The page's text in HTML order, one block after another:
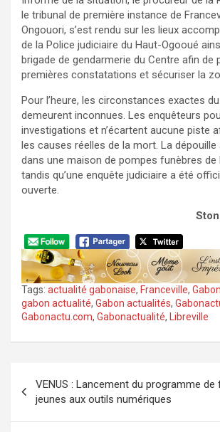
le tribunal de première instance de
Ongouori, s’est rendu sur les lieux
de la Police judiciaire du Haut-Ogooué
brigade de gendarmerie du Centre afin de
premières constatations et sécuriser la
Pour l’heure, les circonstances exactes
demeurent inconnues. Les enquêteurs
investigations et n’écartent aucune piste
les causes réelles de la mort. La
dans une maison de pompes funèbres de
tandis qu’une enquête judiciaire a été
ouverte.
Tags: actualité gabonaise, Franceville, Gabon
gabon actualité, Gabon actualités,
Gabonactu.com, Gabonactualité, Libreville
de
l’article
VENUS : Lancement du programme
jeunes aux outils numériques